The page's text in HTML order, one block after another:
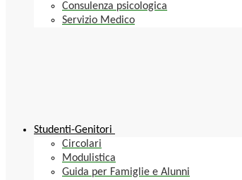
Consulenza psicologica
Servizio Medico
Studenti-Genitori
Circolari
Modulistica
Guida per Famiglie e Alunni